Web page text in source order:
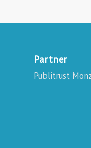
Partner
Publitrust